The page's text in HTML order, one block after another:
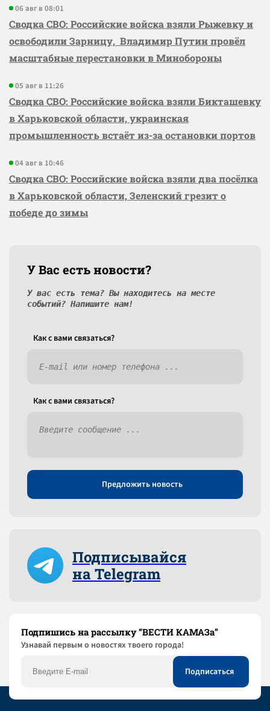
06 авг в 08:01
Сводка СВО: Российские войска взяли Рыжевку и
освободили Зарницу, Владимир Путин провёл
масштабные перестановки в Минобороны
05 авг в 11:26
Сводка СВО: Российские войска взяли Бикташевку
в Харьковской области, украинская
промышленность встаёт из-за остановки портов
04 авг в 10:46
Сводка СВО: Российские войска взяли два посёлка
в Харьковской области, Зеленский грезит о
победе до зимы
У Вас есть новости?
У вас есть тема? Вы находитесь на месте
событий? Напишите нам!
Как c вами связаться?
Как c вами связаться?
Предложить новость
Подписывайся
на Telegram
Подпишись на рассылку “ВЕСТИ КАМАЗа”
Узнaвай первым о новостях твоего города!